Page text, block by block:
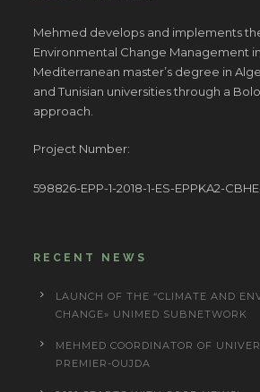
Mehmed develops and implements
Environmental Change Management
Mediterranean master’s degree in
and Tunisian universities through a
approach.
Project Number:
598826-EPP-1-2018-1-ES-EPPKA2-
RECENT NEWS
LAUNCH OF THE “CLIMATE AND
CHANGE» UNIMED SUBNETWORK
MEHMED COORDINATOR OF
PREMIER-OUJDA